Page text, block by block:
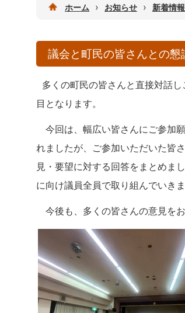
ホーム
› お知らせ › 新着情報
議会と町民の皆さんとの懇
多くの町民の皆さんと直接対話
目となります。
今回は、幅広い皆さんにご参加
れましたが、ご参加いただいた皆
見・要望に対する回答をまとめま
に向け議員全員で取り組んでいきま
今後も、多くの皆さんの意見を